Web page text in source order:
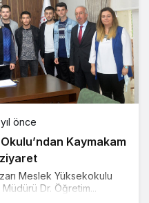
önce
Kaymakam
Meslek Yüksekokulu
Dr. Öğretim...